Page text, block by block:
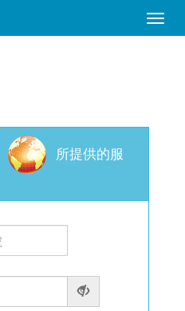
Toggle
所提供的服